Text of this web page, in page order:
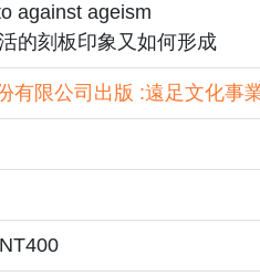
against ageism
的刻板印象又如何形成
有限公司出版 :遠足文化事